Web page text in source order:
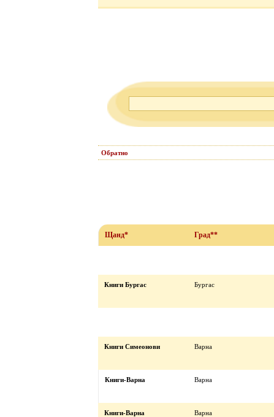
Обратно
Щанд* Град**
Книги Бургас Бургас
Книги Симеонови Варна
Книги-Варна Варна
Книги-Варна Варна